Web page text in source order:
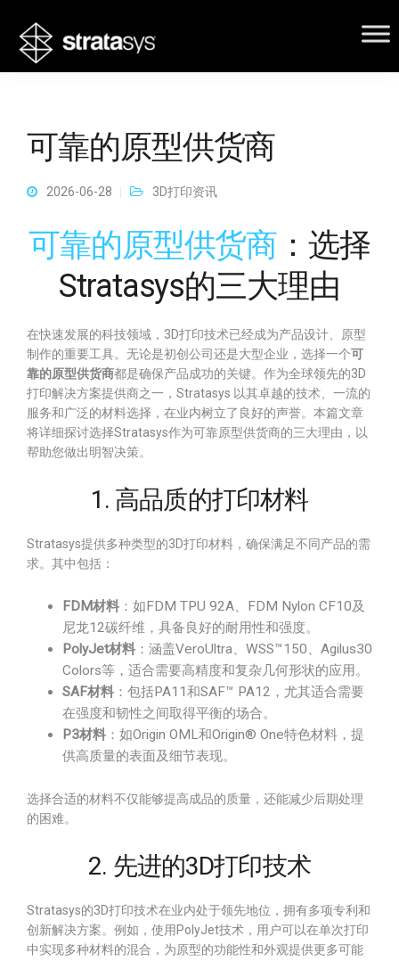
可靠的原型供货商
2026-06-28 3D打印资讯
可靠的原型供货商 ：选择
Stratasys的三大理由
在快速发展的科技领域，3D打印技术已经成为产品设计、原型
制作的重要工具。无论是初创公司还是大型企业，选择一个可
靠的原型供货商都是确保产品成功的关键。作为全球领先的3D
打印解决方案提供商之一，Stratasys 以其卓越的技术、一流的
服务和广泛的材料选择，在业内树立了良好的声誉。本篇文章
将详细探讨选择Stratasys作为可靠原型供货商的三大理由，以
帮助您做出明智决策。
1. 高品质的打印材料
Stratasys提供多种类型的3D打印材料，确保满足不同产品的需
求。其中包括：
FDM材料 ：如FDM TPU 92A、FDM Nylon CF10及
尼龙12碳纤维，具备良好的耐用性和强度。
PolyJet材料 ：涵盖VeroUltra、WSS™150、Agilus30
Colors等，适合需要高精度和复杂几何形状的应用。
SAF材料 ：包括PA11和SAF™ PA12，尤其适合需要
在强度和韧性之间取得平衡的场合。
P3材料 ：如Origin OML和Origin® One特色材料，提
供高质量的表面及细节表现。
选择合适的材料不仅能够提高成品的质量，还能减少后期处理
的困难。
2. 先进的3D打印技术
Stratasys的3D打印技术在业内处于领先地位，拥有多项专利和
创新解决方案。例如，使用PolyJet技术，用户可以在单次打印
中实现多种材料的混合，为原型的功能性和外观提供更多可能